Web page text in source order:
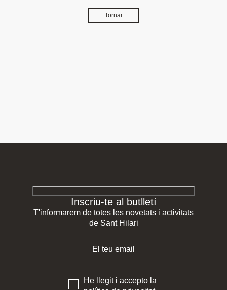
Tornar
Inscriu-te al butlletí
T'informarem de totes les novetats i activitats
de Sant Hilari
He llegit i accepto la